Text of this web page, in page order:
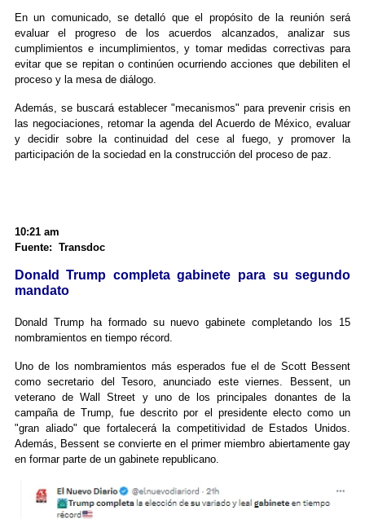
En un comunicado, se detalló que el propósito de la reunión será
evaluar el progreso de los acuerdos alcanzados, analizar sus
cumplimientos e incumplimientos, y tomar medidas correctivas para
evitar que se repitan o continúen ocurriendo acciones que debiliten el
proceso y la mesa de diálogo.
Además, se buscará establecer "mecanismos" para prevenir crisis en
las negociaciones, retomar la agenda del Acuerdo de México, evaluar
y decidir sobre la continuidad del cese al fuego, y promover la
participación de la sociedad en la construcción del proceso de paz.
10:21 am
Fuente: Transdoc
Donald Trump completa gabinete para su segundo
mandato
Donald Trump ha formado su nuevo gabinete completando los 15
nombramientos en tiempo récord.
Uno de los nombramientos más esperados fue el de Scott Bessent
como secretario del Tesoro, anunciado este viernes. Bessent, un
veterano de Wall Street y uno de los principales donantes de la
campaña de Trump, fue descrito por el presidente electo como un
"gran aliado" que fortalecerá la competitividad de Estados Unidos.
Además, Bessent se convierte en el primer miembro abiertamente gay
en formar parte de un gabinete republicano.